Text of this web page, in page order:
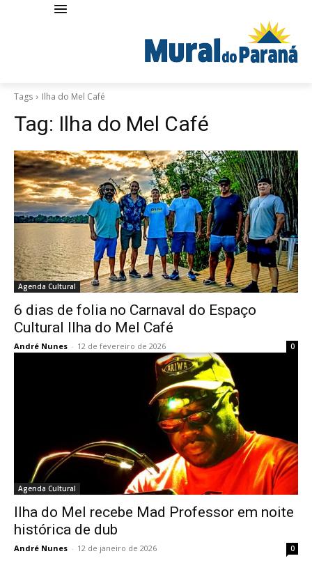
Tags Ilha do Mel Café
Tag: Ilha do Mel Café
Agenda Cultural
6 dias de folia no Carnaval do Espaço
Cultural Ilha do Mel Café
André Nunes - 12 de fevereiro de 2026 0
Agenda Cultural
Ilha do Mel recebe Mad Professor em noite
histórica de dub
André Nunes - 12 de janeiro de 2026 0